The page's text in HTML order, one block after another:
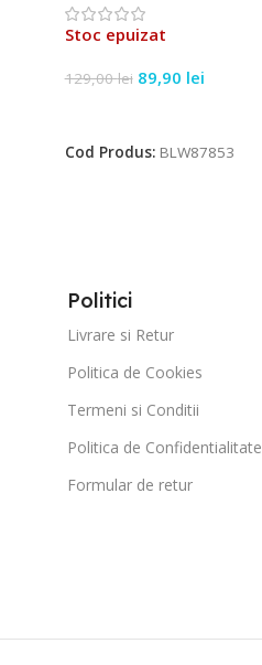
Stoc epuizat
129,00lei 89,90 lei
Cod Produs: BLW87853
Politici
Livrare si Retur
Politica de Cookies
Termeni si Conditii
Politica de Confidentialitate
Formular de retur